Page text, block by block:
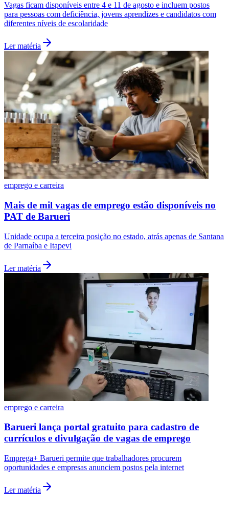
Fluminense
Vagas ficam disponíveis entre 4 e 11 de agosto e incluem postos
para pessoas com deficiência, jovens aprendizes e candidatos com
diferentes níveis de escolaridade
Ler matéria
emprego e carreira
Mais de mil vagas de emprego estão disponíveis no
PAT de Barueri
Unidade ocupa a terceira posição no estado, atrás apenas de Santana
de Parnaíba e Itapevi
Ler matéria
emprego e carreira
Barueri lança portal gratuito para cadastro de
currículos e divulgação de vagas de emprego
Emprega+ Barueri permite que trabalhadores procurem
oportunidades e empresas anunciem postos pela internet
Ler matéria